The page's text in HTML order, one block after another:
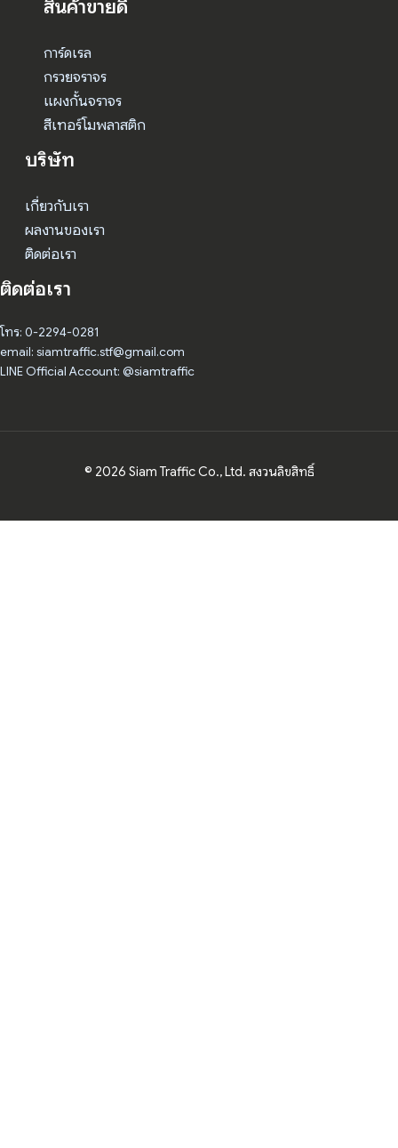
สินค้าขายดี
การ์ดเรล
กรวยจราจร
แผงกั้นจราจร
สีเทอร์โมพลาสติก
บริษัท
เกี่ยวกับเรา
ผลงานของเรา
ติดต่อเรา
ติดต่อเรา
โทร: 0-2294-0281
email: siamtraffic.stf@gmail.com
LINE Official Account: @siamtraffic
© 2026 Siam Traffic Co., Ltd. สงวนลิขสิทธิ์